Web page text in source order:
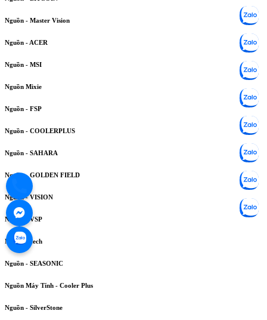
Nguồn - Master Vision
Nguồn - ACER
Nguồn - MSI
Nguồn Mixie
Nguồn - FSP
Nguồn - COOLERPLUS
Nguồn - SAHARA
Nguồn - GOLDEN FIELD
Nguồn - VISION
Nguồn - VSP
Nguồn Dtech
Nguồn - SEASONIC
Nguồn Máy Tính - Cooler Plus
Nguồn - SilverStone